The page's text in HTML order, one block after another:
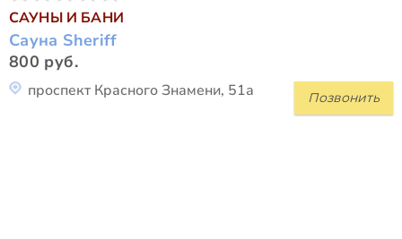
САУНЫ И БАНИ
Сауна Sheriff
800 руб.
Позвонить
проспект Красного Знамени, 51а